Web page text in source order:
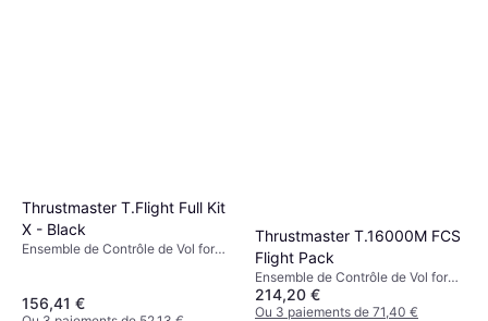
Thrustmaster T.Flight Full Kit
X - Black
Ensemble de Contrôle de Vol for
156,41 €
Thrustmaster T.16000M FCS
Flight Pack
Ensemble de Contrôle de Vol for
PC, Mac
214,20 €
Ou 3 paiements de 71,40 €